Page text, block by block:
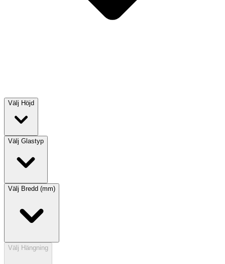
Välj Höjd
Välj Glastyp
Välj Bredd (mm)
Välj Hängning